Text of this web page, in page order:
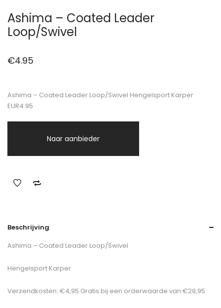
Ashima – Coated Leader
Loop/Swivel
€4.95
Ashima – Coated Leader Loop/Swivel Hengelsport Karper
EUR4.95
Naar aanbieder
Beschrijving
Ashima – Coated Leader Loop/Swivel
Hengelsport Karper
Verzendkosten: €4,95 Gratis bij een orderwaarde van €29,95